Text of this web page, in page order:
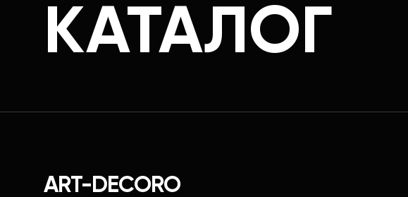
КАТАЛОГ
ART-DECORO